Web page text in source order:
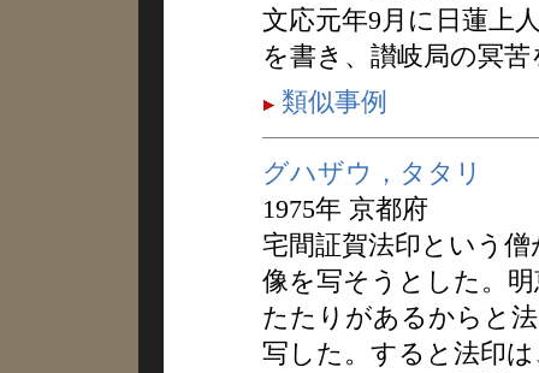
文応元年9月に日蓮上
を書き、讃岐局の冥
類似事例
グハザウ，タタリ
1975年 京都府
宅間証賀法印という
像を写そうとした。
たたりがあるからと
写した。すると法印